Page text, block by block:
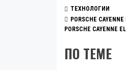
ТЕХНОЛОГИИ
PORSCHE
PORSCHE CAYENNE
ПО ТЕМЕ